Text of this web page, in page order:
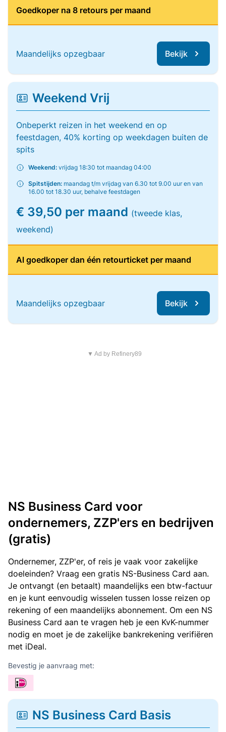
Goedkoper na 8 retours per maand
Maandelijks opzegbaar Bekijk
Weekend Vrij
Onbeperkt reizen in het weekend en op
feestdagen, 40% korting op weekdagen buiten de
spits
Weekend: vrijdag 18:30 tot maandag 04:00
Spitstijden: maandag t/m vrijdag van 6.30 tot 9.00 uur en van
16.00 tot 18.30 uur, behalve feestdagen
€ 39,50 per maand (tweede klas,
weekend)
Al goedkoper dan één retourticket per maand
Maandelijks opzegbaar Bekijk
▼ Ad by Refinery89
NS Business Card voor
ondernemers, ZZP'ers en bedrijven
(gratis)
Ondernemer, ZZP'er, of reis je vaak voor zakelijke
doeleinden? Vraag een gratis NS-Business Card aan.
Je ontvangt (en betaalt) maandelijks een btw-factuur
en je kunt eenvoudig wisselen tussen losse reizen op
rekening of een maandelijks abonnement. Om een NS
Business Card aan te vragen heb je een KvK-nummer
nodig en moet je de zakelijke bankrekening verifiëren
met iDeal.
Bevestig je aanvraag met:
NS Business Card Basis